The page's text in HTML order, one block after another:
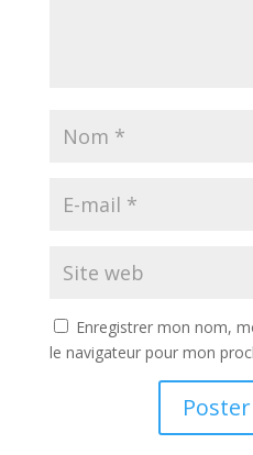
Enregistrer mon nom,
le navigateur pour mon